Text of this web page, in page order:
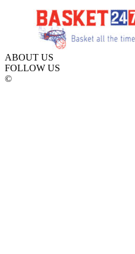
ABOUT US
FOLLOW US
©